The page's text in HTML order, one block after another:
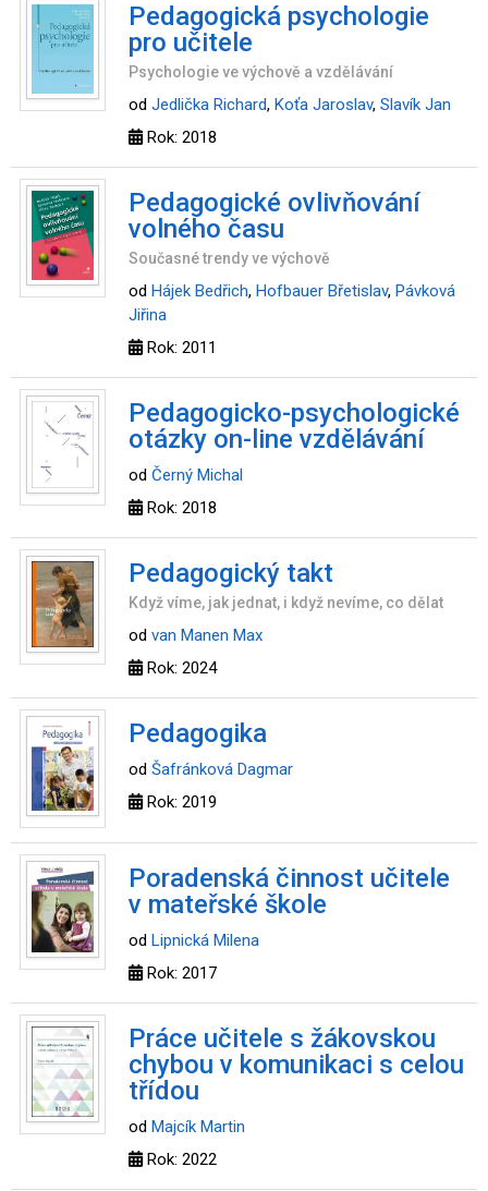
Pedagogická psychologie
pro učitele
Psychologie ve výchově a vzdělávání
od Jedlička Richard, Koťa Jaroslav, Slavík Jan
Rok: 2018
Pedagogické ovlivňování
volného času
Současné trendy ve výchově
od Hájek Bedřich, Hofbauer Břetislav, Pávková
Jiřina
Rok: 2011
Pedagogicko-psychologické
otázky on-line vzdělávání
od Černý Michal
Rok: 2018
Pedagogický takt
Když víme, jak jednat, i když nevíme, co dělat
od van Manen Max
Rok: 2024
Pedagogika
od Šafránková Dagmar
Rok: 2019
Poradenská činnost učitele
v mateřské škole
od Lipnická Milena
Rok: 2017
Práce učitele s žákovskou
chybou v komunikaci s celou
třídou
od Majcík Martin
Rok: 2022